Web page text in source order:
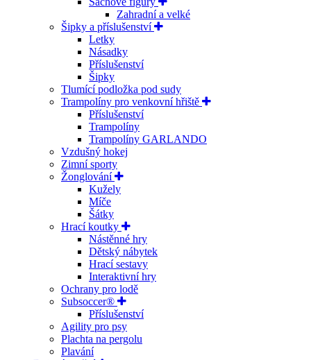
Zahradní a velké
Šipky a příslušenství
Letky
Násadky
Příslušenství
Šipky
Tlumící podložka pod sudy
Trampolíny pro venkovní hřiště
Příslušenství
Trampolíny
Trampolíny GARLANDO
Vzdušný hokej
Zimní sporty
Žonglování
Kužely
Míče
Šátky
Hrací koutky
Nástěnné hry
Dětský nábytek
Hrací sestavy
Interaktivní hry
Ochrany pro lodě
Subsoccer®
Příslušenství
Agility pro psy
Plachta na pergolu
Plavání